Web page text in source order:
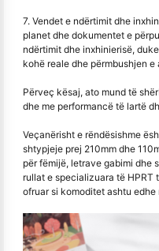
7. Vendet e ndërtimit dhe
planet dhe dokumentet e
ndërtimit dhe inxhinierisë,
kohë reale dhe përmbushjen
Përveç kësaj, ato mund të
dhe me performancë të lartë
Veçanërisht e rëndësishme
shtypjeje prej 210mm dhe
për fëmijë, letrave gabimi dhe
rullat e specializuara të HPRT
ofruar si komoditet ashtu